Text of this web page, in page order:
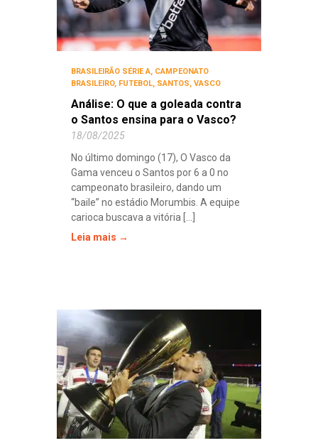
BRASILEIRÃO SÉRIE A CAMPEONATO
BRASILEIRO, FUTEBOL SANTOS VASCO
Análise: O que a goleada contra
o Santos ensina para o Vasco?
18/08/2025
No último domingo (17), O Vasco da
Gama venceu o Santos por 6 a 0 no
campeonato brasileiro, dando um
“baile” no estádio Morumbis. A equipe
carioca buscava a vitória [...]
Leia mais →